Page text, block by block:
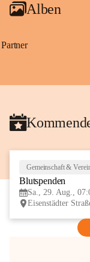
Alben
Partner
Gemeinschaft &
Blutspenden
Sa., 29. Aug.,